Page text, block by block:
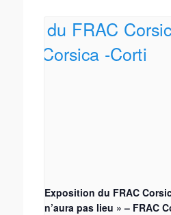
Exposition du FRAC
n’aura pas lieu » – FRAC